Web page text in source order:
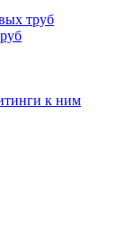
труб
к ним